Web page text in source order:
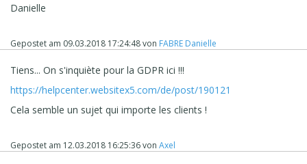
J'ai aussi déjà indiqué dans un autre post que le
clique sur l'option 'jai perdu mon mot de passe
Danielle
Gepostet am 09.03.2018 17:24:48von FABRE Danielle
Tiens... On s'inquiète pour la GDPR ici !!!
https://helpcenter.websitex5.com/de/post/190121
Cela semble un sujet qui importe les clients !
Gepostet am 12.03.2018 16:25:36von Axel